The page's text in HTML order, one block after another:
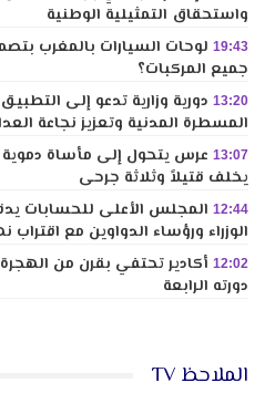
واستحقاق التمثيلية الوطنية
19:43 لوحات السيارات بالمغرب
جميع المركبات؟
13:20 دورية وزارية تدعو إلى
المسطرة المدنية وتعزيز نجاعة
13:07 عرس يتحول إلى مأساة دموية
يخلف قتيلاً وثلاثة جرحى
12:44 المجلس الأعلى للحسابات
الوزراء ورؤساء الدواوين مع اقتراب
12:02
دورته الرابعة
الملاحظ TV